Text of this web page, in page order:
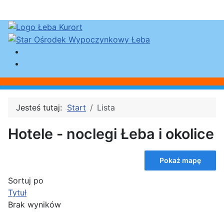
Jesteś tutaj: Start Lista
Hotele - noclegi Łeba i okolice
Pokaż mapę
Sortuj po
Tytuł
Brak wyników